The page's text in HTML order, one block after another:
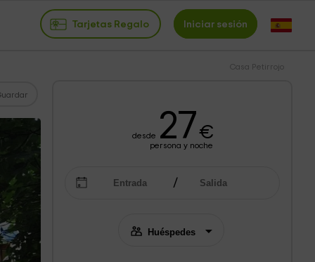
Tarjetas Regalo Iniciar sesión
Casa Petirrojo
desde 27€
persona y noche